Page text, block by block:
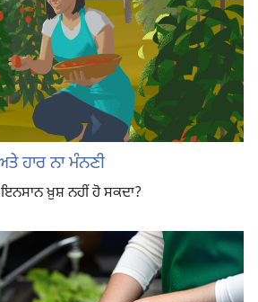
ਹਾਰ ਨਾ ਮੰਨਣੀ
ਖ਼ੁਸ਼ ਨਹੀਂ ਹੋ ਸਕਦਾ?